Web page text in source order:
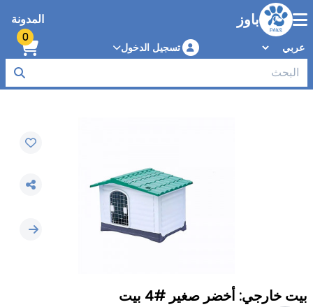
باوز المدونة
تسجيل الدخول
0
بيت خارجي: أخضر صغير #4 بيت